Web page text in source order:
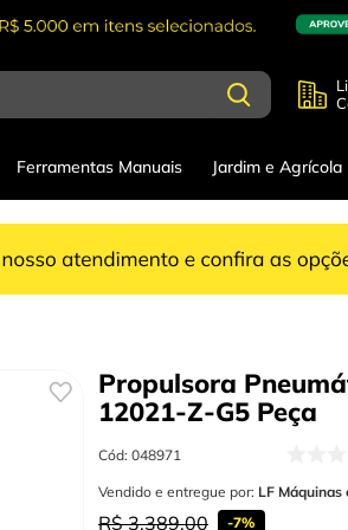
Ferramentas Manuais Jardim e Agrícola
Propulsora
12021-Z-G5 Peça
Cód: 048971
Vendido e entregue por: LF
R$ 3.389,00 -7%